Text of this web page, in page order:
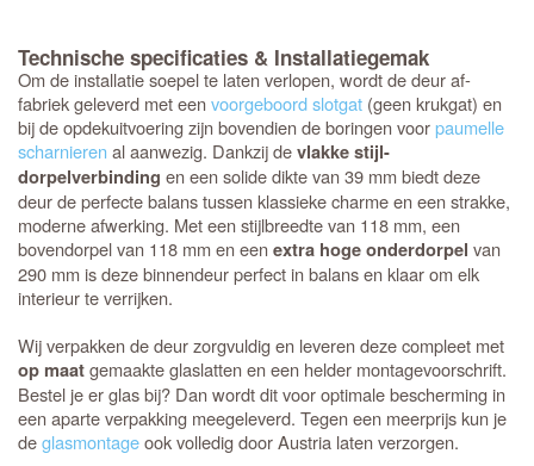
Technische specificaties & Installatiegemak
Om de installatie soepel te laten verlopen, wordt de deur af-
fabriek geleverd met eenvoorgeboord slotgat (geen krukgat) en
bij de opdekuitvoering zijn bovendien de boringen voorpaumelle
scharnieren al aanwezig. Dankzij devlakke stijl-
dorpelverbinding en een solide dikte van 39 mm biedt deze
deur de perfecte balans tussen klassieke charme en een strakke,
moderne afwerking. Met een stijlbreedte van 118 mm, een
bovendorpel van 118 mm en eenextra hoge onderdorpel van
290 mm is deze binnendeur perfect in balans en klaar om elk
interieur te verrijken.
Wij verpakken de deur zorgvuldig en leveren deze compleet met
op maatgemaakte glaslatten en een helder montagevoorschrift.
Bestel je er glas bij? Dan wordt dit voor optimale bescherming in
een aparte verpakking meegeleverd. Tegen een meerprijs kun je
deglasmontageook volledig door Austria laten verzorgen.